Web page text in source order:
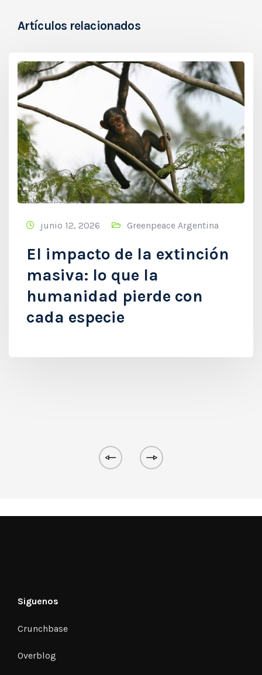
Artículos relacionados
junio 12, 2026 Greenpeace Argentina
El impacto de la extinción
masiva: lo que la
humanidad pierde con
cada especie
Siguenos
Crunchbase
Overblog